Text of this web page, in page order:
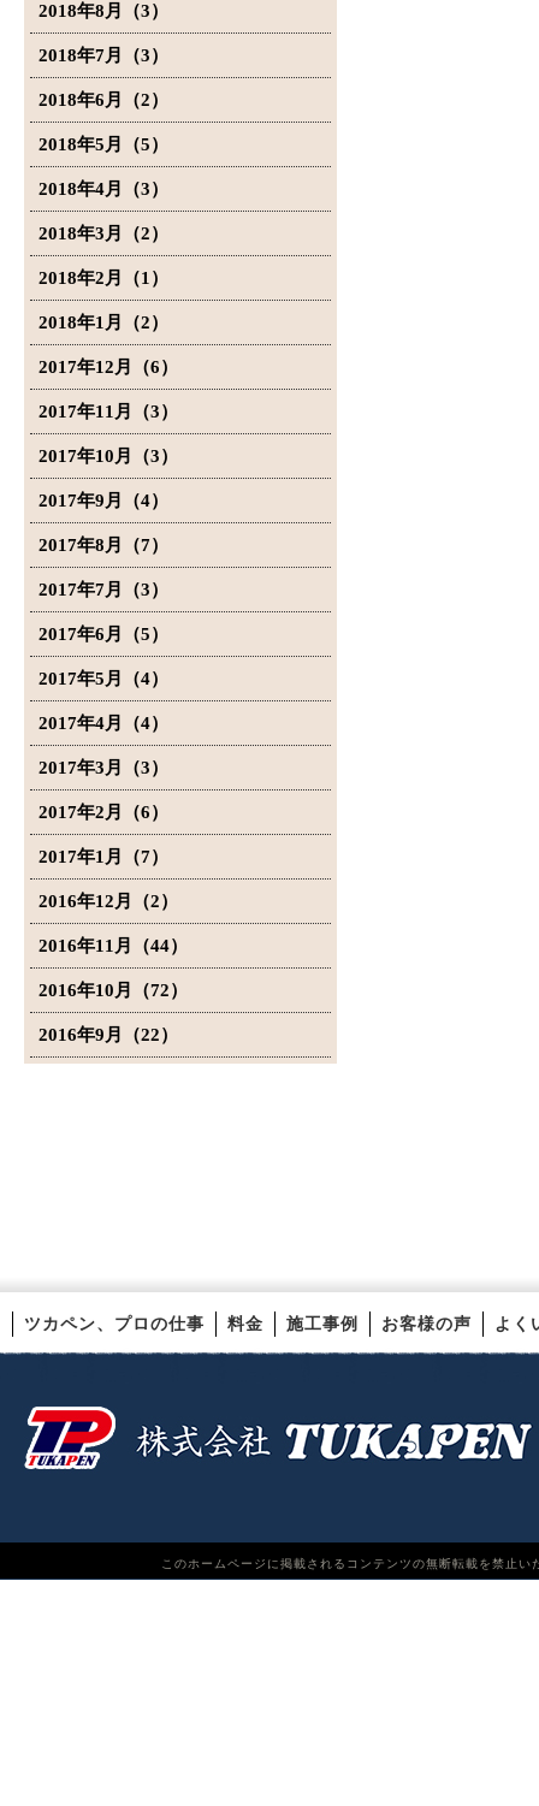
2018年8月（3）
2018年7月（3）
2018年6月（2）
2018年5月（5）
2018年4月（3）
2018年3月（2）
2018年2月（1）
2018年1月（2）
2017年12月（6）
2017年11月（3）
2017年10月（3）
2017年9月（4）
2017年8月（7）
2017年7月（3）
2017年6月（5）
2017年5月（4）
2017年4月（4）
2017年3月（3）
2017年2月（6）
2017年1月（7）
2016年12月（2）
2016年11月（44）
2016年10月（72）
2016年9月（22）
ツカペン、プロの仕事 料金 施工事例 お客様の声 よく
このホームページに掲載されるコンテンツの無断転載を禁